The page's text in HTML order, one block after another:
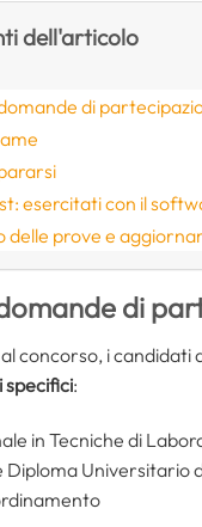
dell'articolo
di
esercitati con il
delle prove e
di
concorso, i candidati
specifici:
in Tecniche di
Diploma Universitario